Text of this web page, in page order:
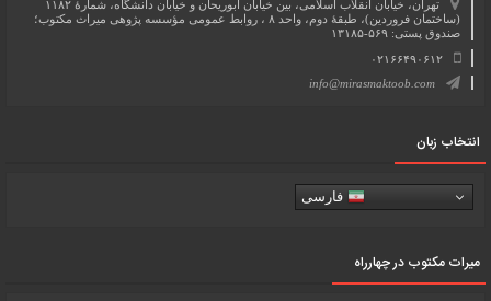
تهران، خیابان انقلاب اسلامی، بین خیابان ابوریحان و خیابان دانشگاه، شمارۀ ۱۱۸۲
(ساختمان فروردین)، طبقۀ دوم، واحد ۸ ، روابط عمومی مؤسسه پژوهی میراث مکتوب؛
صندوق پستی: ۵۶۹-۱۳۱۸۵
۰۲۱۶۶۴۹۰۶۱۲
info@mirasmaktoob.com
انتخاب زبان
فارسی
میرات مکتوب در چهارراه